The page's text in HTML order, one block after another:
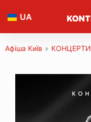
UA
Афіша Київ » КОНЦЕРТИ